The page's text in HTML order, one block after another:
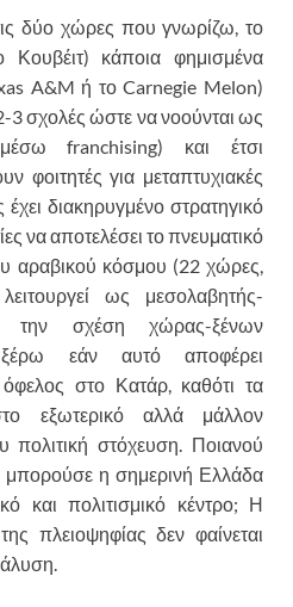
δύο χώρες που γνωρίζω, το
κάποια φημισμένα
A&M ή το Carnegie Melon)
3 σχολές ώστε να νοούνται ως
franchising) και έτσι
φοιτητές για μεταπτυχιακές
διακηρυγμένο στρατηγικό
να αποτελέσει το πνευματικό
αραβικού κόσμου (22 χώρες,
ως μεσολαβητής-
την σχέση χώρας-ξένων
εάν αυτό αποφέρει
όφελος στο Κατάρ, καθότι τα
εξωτερικό αλλά μάλλον
πολιτική στόχευση. Ποιανού
η σημερινή Ελλάδα
και πολιτισμικό κέντρο; Η
πλειοψηφίας δεν φαίνεται